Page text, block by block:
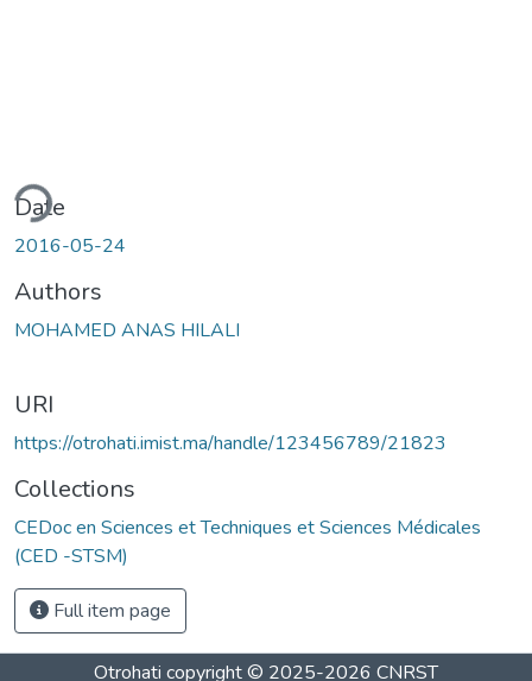
Date
2016-05-24
Authors
MOHAMED ANAS HILALI
URI
https://otrohati.imist.ma/handle/123456789/21823
Collections
CEDoc en Sciences et Techniques et Sciences Médicales
(CED -STSM)
Full item page
Otrohati copyright © 2025-2026 CNRST